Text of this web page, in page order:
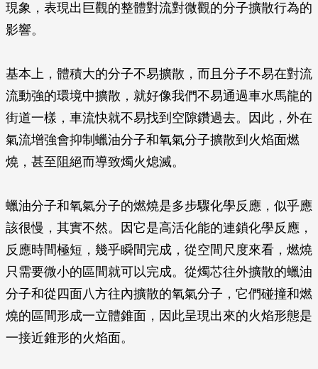
現象，表現出巨觀的整體對流對微觀的分子擴散行為的
影響。
基本上，體積大的分子不易擴散，而且分子不易在對流
流動強的環境中擴散，就好像我們不易通過車水馬龍的
街道一樣，車流快就不易找到空隙鑽過去。因此，外在
氣流增強會抑制蠟油分子和氧氣分子擴散到火焰面燃
燒，甚至阻絕而導致燭火熄滅。
蠟油分子和氧氣分子的燃燒是多步驟化學反應，似乎應
該很慢，其實不然。因它是高活化能的連鎖化學反應，
反應時間極短，幾乎瞬間完成，從空間尺度來看，燃燒
只需要微小的區間就可以完成。從燭芯往外擴散的蠟油
分子和從四面八方往內擴散的氧氣分子，它們碰撞和燃
燒的區間形成一立體錐面，因此呈現出來的火焰形態是
一接近錐形的火焰面。